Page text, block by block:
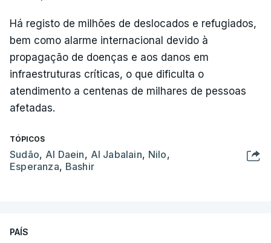
Há registo de milhões de deslocados e refugiados,
bem como alarme internacional devido à
propagação de doenças e aos danos em
infraestruturas críticas, o que dificulta o
atendimento a centenas de milhares de pessoas
afetadas.
TÓPICOS
Sudão, Al Daein, Al Jabalain, Nilo,
Esperanza, Bashir
PAÍS